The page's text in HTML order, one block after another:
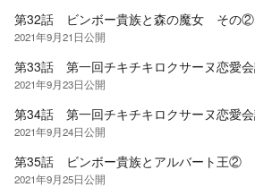
第32話 ビンボー貴族と森の魔女 その②
2021年9月21日公開
第33話 第一回チキチキロクサーヌ恋愛
2021年9月23日公開
第34話 第一回チキチキロクサーヌ恋愛
2021年9月24日公開
第35話 ビンボー貴族とアルバート王②
2021年9月25日公開